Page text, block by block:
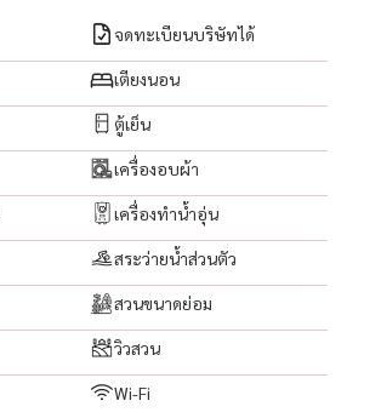
จดทะเบียนบริษัทได้
เตียงนอน
ตู้เย็น
เครื่องอบผ้า
เครื่องทำน้ำอุ่น
สระว่ายน้ำส่วนตัว
สวนขนาดย่อม
วิวสวน
Wi-Fi